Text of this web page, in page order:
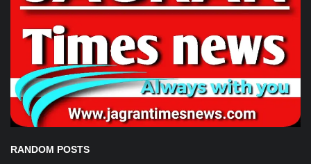
RANDOM POSTS